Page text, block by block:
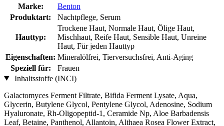
Marke:
Benton
Produktart:
Nachtpflege, Serum
Hauttyp:
Trockene Haut, Normale Haut, Ölige Haut,
Mischhaut, Reife Haut, Sensible Haut, Unreine
Haut, Für jeden Hauttyp
Eigenschaften: Mineralölfrei, Tierversuchsfrei, Anti-Aging
Speziell für:
Frauen
Inhaltsstoffe (INCI)
Galactomyces Ferment Filtrate, Bifida Ferment Lysate, Aqua,
Glycerin, Butylene Glycol, Pentylene Glycol, Adenosine, Sodium
Hyaluronate, Rh-Oligopeptid-1, Ceramide Np, Aloe Barbadensis
Leaf, Betaine, Panthenol, Allantoin, Althaea Rosea Flower Extract,